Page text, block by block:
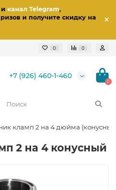
канал Telegram,
и получите скидку на
0 0
+7 (926) 460-1-460
0
кламп 2 на 4 дюйма
2 на 4 конусный